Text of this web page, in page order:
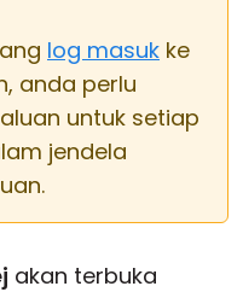
log masuk ke
anda perlu
untuk setiap
jendela
akan terbuka